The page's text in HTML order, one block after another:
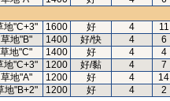
地"C+3" 1600 好 4 11
地"B" 1400 好/快 4 6
地"C" 1400 好 4 4
地"C+3" 1200 好/黏 4 7
地"A" 1200 好 4 14
地"B+2" 1200 好 4 2